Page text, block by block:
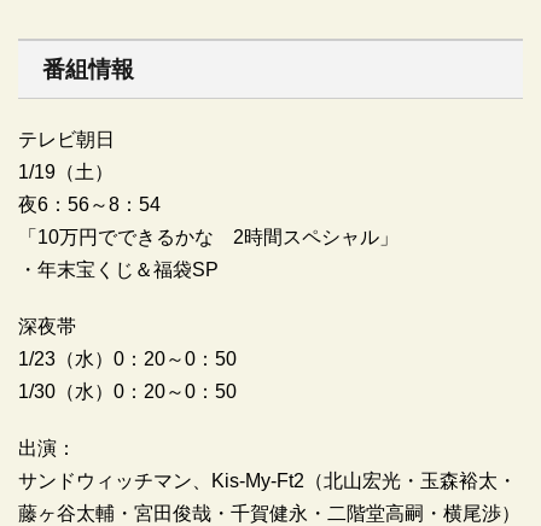
番組情報
テレビ朝日
1/19（土）
夜6：56～8：54
「10万円でできるかな 2時間スペシャル」
・年末宝くじ＆福袋SP
深夜帯
1/23（水）0：20～0：50
1/30（水）0：20～0：50
出演：
サンドウィッチマン、Kis-My-Ft2（北山宏光・玉森裕太・
藤ヶ谷太輔・宮田俊哉・千賀健永・二階堂高嗣・横尾渉）